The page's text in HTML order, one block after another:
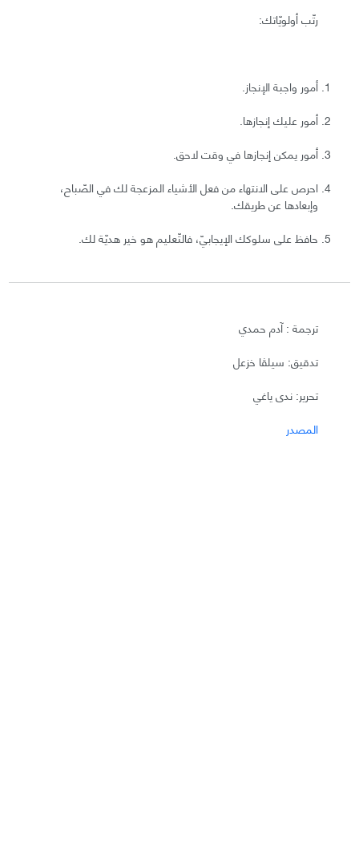
رتّب أولويّاتك:
أمور واجبة الإنجاز.
أمور عليك إنجازها.
أمور يمكن إنجازها في وقت لاحق.
احرص على الانتهاء من فعل الأشياء المزعجة لك في الصّباح،
وإبعادها عن طريقك.
حافظ على سلوكك الإيجابيّ، فالتّعليم هو خير هديّة لك.
ترجمة : آدم حمدي
تدقيق: سيلڤا خزعل
تحرير: ندى ياغي
المصدر